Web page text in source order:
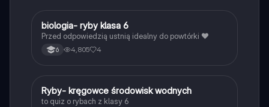
BBiologia
biologia- ryby klasa 6
Przed odpowiedzią ustnią idealny do powtórki ❤️
6 4,805 4
RBiologia
Ryby- kręgowce środowisk wodnych
to quiz o rybach z klasy 6